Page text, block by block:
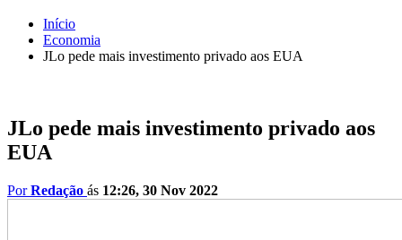
Início
Economia
JLo pede mais investimento privado aos EUA
JLo pede mais investimento privado aos
EUA
PorRedação ás 12:26, 30 Nov 2022